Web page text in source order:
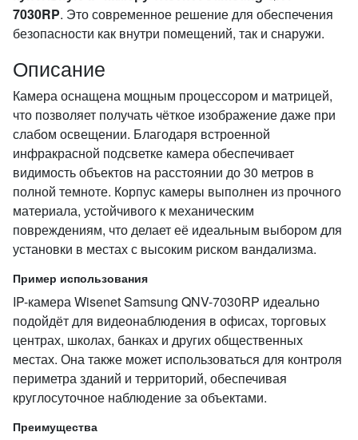
7030RP. Это современное решение для обеспечения
безопасности как внутри помещений, так и снаружи.
Описание
Камера оснащена мощным процессором и матрицей,
что позволяет получать чёткое изображение даже при
слабом освещении. Благодаря встроенной
инфракрасной подсветке камера обеспечивает
видимость объектов на расстоянии до 30 метров в
полной темноте. Корпус камеры выполнен из прочного
материала, устойчивого к механическим
повреждениям, что делает её идеальным выбором для
установки в местах с высоким риском вандализма.
Пример использования
IP-камера Wisenet Samsung QNV-7030RP идеально
подойдёт для видеонаблюдения в офисах, торговых
центрах, школах, банках и других общественных
местах. Она также может использоваться для контроля
периметра зданий и территорий, обеспечивая
круглосуточное наблюдение за объектами.
Преимущества